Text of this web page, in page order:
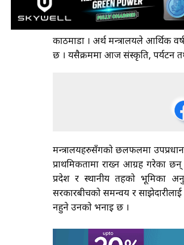
काठमाडौँ । अर्थ मन्त्रालयले आर्थिक
छ । यसैक्रममा आज संस्कृति, पर्यटन
मन्त्रालयहरुसँगको छलफलमा
प्राथमिकतामा राख्न आग्रह गरेका
प्रदेश र स्थानीय तहको भूमिका
सरकारबीचको समन्वय र
नहुने उनकाे भनाइ छ ।